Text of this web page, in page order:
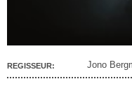
REGISSEUR: Jono